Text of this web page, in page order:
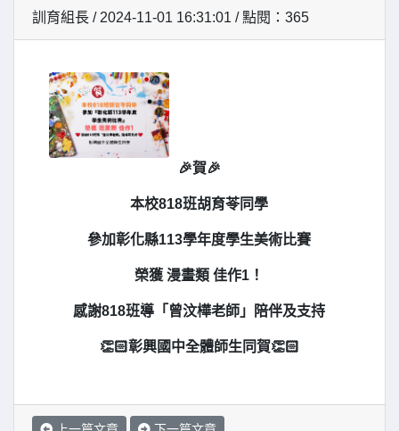
訓育組長 / 2024-11-01 16:31:01 / 點閱：365
🎉賀🎉
本校818班胡育苓同學
參加彰化縣113學年度學生美術比賽
榮獲 漫畫類 佳作1！
感謝818班導「曾汶樺老師」陪伴及支持
👏🏻彰興國中全體師生同賀👏🏻